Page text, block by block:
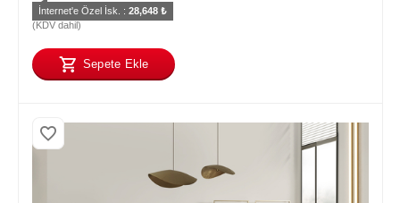
İnternet'e Özel İsk. : 28,648 ₺
(KDV dahil)
Sepete Ekle